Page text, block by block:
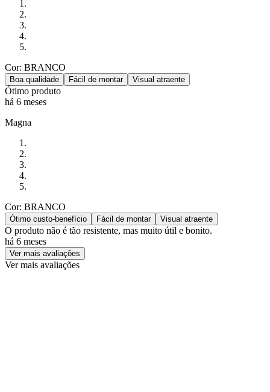
Cor: BRANCO
Boa qualidade Fácil de montar Visual atraente
Ótimo produto
há 6 meses
Magna
Cor: BRANCO
Ótimo custo-benefício Fácil de montar Visual atraente
O produto não é tão resistente, mas muito útil e bonito.
há 6 meses
Ver mais avaliações
Ver mais avaliações